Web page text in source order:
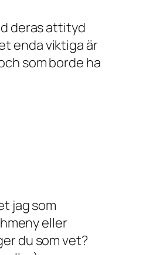
deras attityd
enda viktiga är
som borde ha
jag som
eller
du som vet?